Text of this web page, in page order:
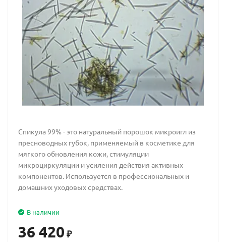
Спикула 99% - это натуральный порошок микроигл из
пресноводных губок, применяемый в косметике для
мягкого обновления кожи, стимуляции
микроциркуляции и усиления действия активных
компонентов. Используется в профессиональных и
домашних уходовых средствах.
В наличии
36 420 ₽